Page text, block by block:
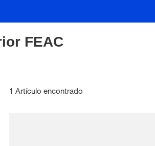
FEAC
1 Artículo encontrado